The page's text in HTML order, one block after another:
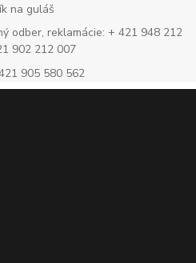
na guláš
odber, reklamácie: + 421 948 212
902 212 007
905 580 562